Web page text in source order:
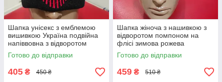
Шапка унісекс з емблемою
вишивкою Україна подвійна
напіввовна з відворотом
чорна
Готово до відправки
405 ₴ 450 ₴
Шапка жіноча з нашивкою з
відворотом помпоном на
флісі зимова рожева
Готово до відправки
459 ₴ 510 ₴